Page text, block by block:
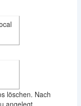
löschen. Nach
angelegt.